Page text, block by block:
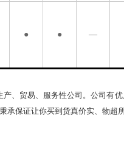
● ● —
、贸易、服务性公司。公司有
保证让你买到货真价实、物超所